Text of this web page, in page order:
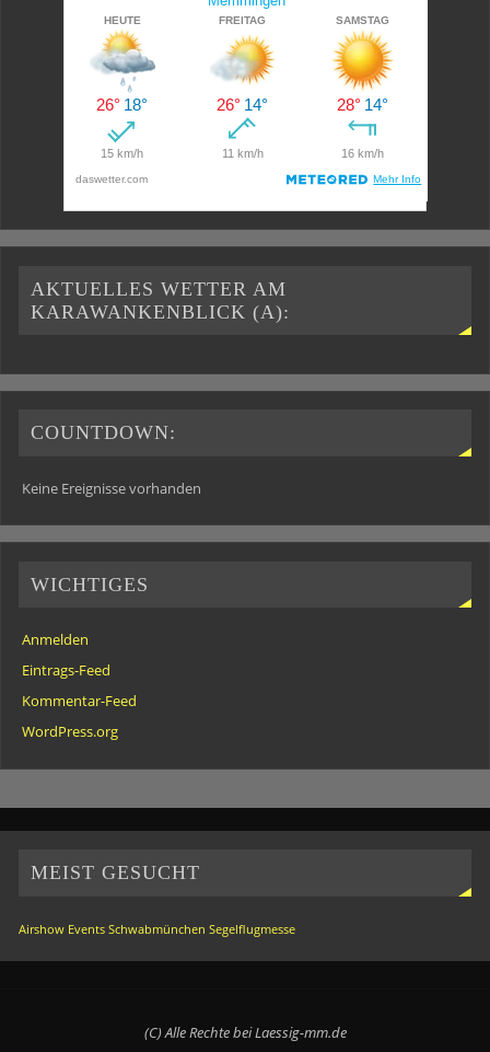
AKTUELLES WETTER AM
KARAWANKENBLICK (A):
COUNTDOWN:
Keine Ereignisse vorhanden
WICHTIGES
Anmelden
Eintrags-Feed
Kommentar-Feed
WordPress.org
MEIST GESUCHT
Airshow Events Schwabmünchen Segelflugmesse
(C) Alle Rechte bei Laessig-mm.de